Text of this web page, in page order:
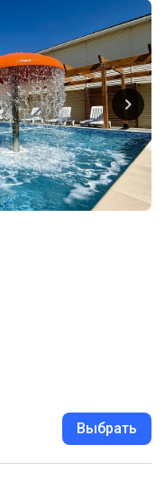
Выбрать